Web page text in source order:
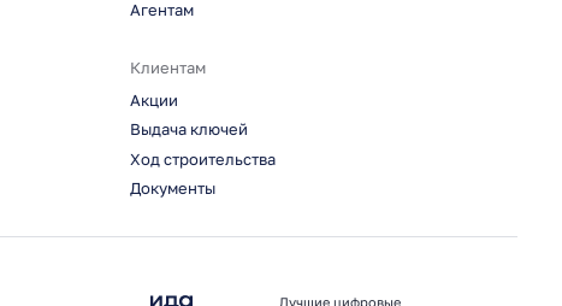
Агентам
Клиентам
Акции
Выдача ключей
Ход строительства
Документы